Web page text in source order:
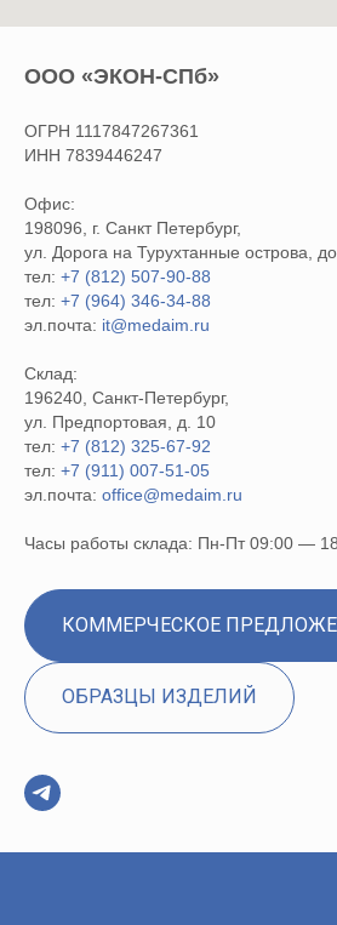
ООО «ЭКОН-СПб»
ОГРН 1117847267361
ИНН 7839446247
Офис:
198096, г. Санкт Петербург,
ул. Дорога на Турухтанные острова,
тел: +7 (812) 507-90-88
тел: +7 (964) 346-34-88
эл.почта: it@medaim.ru
Склад:
196240, Санкт-Петербург,
ул. Предпортовая, д. 10
тел: +7 (812) 325-67-92
тел: +7 (911) 007-51-05
эл.почта: office@medaim.ru
Часы работы склада: Пн-Пт 09:00 —
КОММЕРЧЕСКОЕ
ОБРАЗЦЫ ИЗДЕЛИЙ